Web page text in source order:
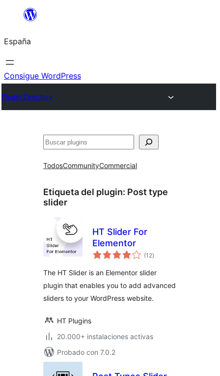
Saltar
contenido
España
Consigue WordPress
Plugin Directory
Buscar
TodosCommunityCommercial
Etiqueta del plugin: Post type
slider
HT Slider For
Elementor
(12valoraciones
en
)
The HT Slider is an Elementor slider
plugin that enables you to add advanced
sliders to your WordPress website.
HT Plugins
20.000+ instalaciones activas
Probado con 7.0.2